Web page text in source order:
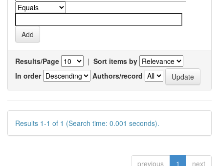
Results/Page | Sort items by
In order
Authors/record
Results 1-1 of 1 (Search time: 0.001 seconds).
previous 1 next